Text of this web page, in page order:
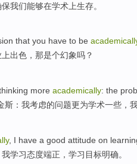
我们能够在学术上生存。
that you have to be
出色， 那是个幻象吗？
more academically: the
斯： 我考虑的问题更为学术一些，
, I have a good attitude on
我学习态度端正 ，学习目标明确。